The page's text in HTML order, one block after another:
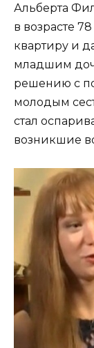
Альберта
в возрасте
квартиру и
младшим
решению с
молодым
стал
возникшие